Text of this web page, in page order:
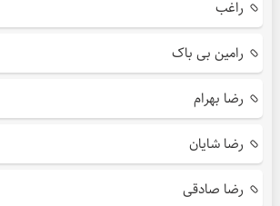
راغب
رامین بی باک
رضا بهرام
رضا شایان
رضا صادقی